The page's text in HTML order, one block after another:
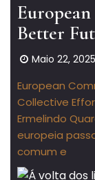
Better
Maio 22, 2025
European
Collective
Ermelindo
europeia
comum e